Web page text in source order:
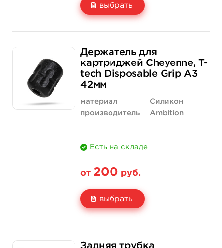
выбрать
Количество
400 руб.
купить
Держатель для
картриджей Cheyenne, T-
tech Disposable Grip A3
42мм
материал
Силикон
производитель
Ambition
Есть на складе
от 200 руб.
выбрать
Задняя трубка